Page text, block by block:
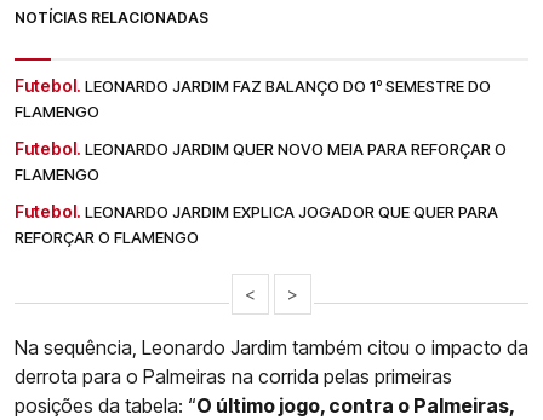
NOTÍCIAS RELACIONADAS
Futebol. LEONARDO JARDIM FAZ BALANÇO DO 1º SEMESTRE DO
FLAMENGO
Futebol. LEONARDO JARDIM QUER NOVO MEIA PARA REFORÇAR O
FLAMENGO
Futebol. LEONARDO JARDIM EXPLICA JOGADOR QUE QUER PARA
REFORÇAR O FLAMENGO
< >
Na sequência, Leonardo Jardim também citou o impacto da
derrota para o Palmeiras na corrida pelas primeiras
posições da tabela: “O último jogo, contra o Palmeiras,